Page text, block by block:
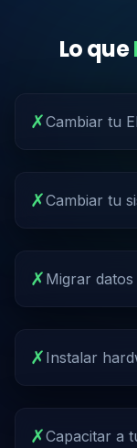
Lo que
✗Cambiar tu
✗Cambiar tu
✗ Migrar
✗ Instalar
✗Capacitar a